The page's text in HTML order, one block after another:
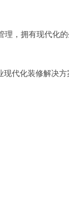
，拥有现代化
代化装修解决